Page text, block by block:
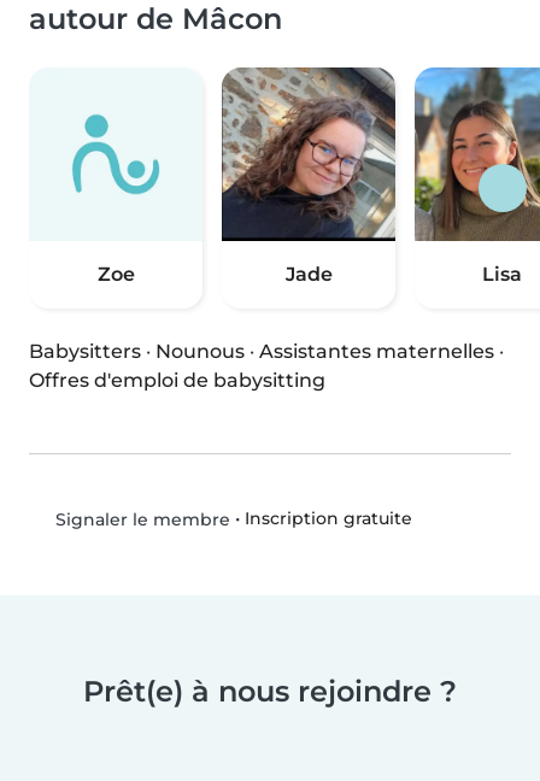
autour de Mâcon
Zoe Jade Lisa
Babysitters · Nounous · Assistantes maternelles ·
Offres d'emploi de babysitting
Signaler le membre • Inscription gratuite
Prêt(e) à nous rejoindre ?